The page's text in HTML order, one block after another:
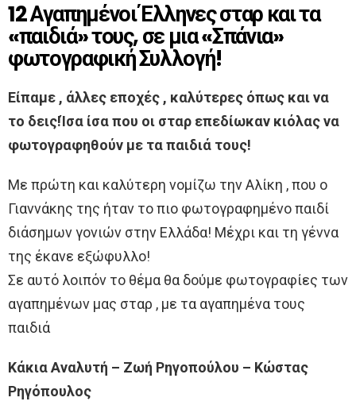
12 Αγαπημένοι Έλληνες σταρ και τα
«παιδιά» τους, σε μια «Σπάνια»
φωτογραφική Συλλογή!
Είπαμε , άλλες εποχές , καλύτερες όπως και να
το δεις!Ίσα ίσα που οι σταρ επεδίωκαν κιόλας να
φωτογραφηθούν με τα παιδιά τους!
Με πρώτη και καλύτερη νομίζω την Αλίκη , που ο
Γιαννάκης της ήταν το πιο φωτογραφημένο παιδί
διάσημων γονιών στην Ελλάδα! Μέχρι και τη γέννα
της έκανε εξώφυλλο!
Σε αυτό λοιπόν το θέμα θα δούμε φωτογραφίες των
αγαπημένων μας σταρ , με τα αγαπημένα τους
παιδιά
Κάκια Αναλυτή – Ζωή Ρηγοπούλου – Κώστας
Ρηγόπουλος